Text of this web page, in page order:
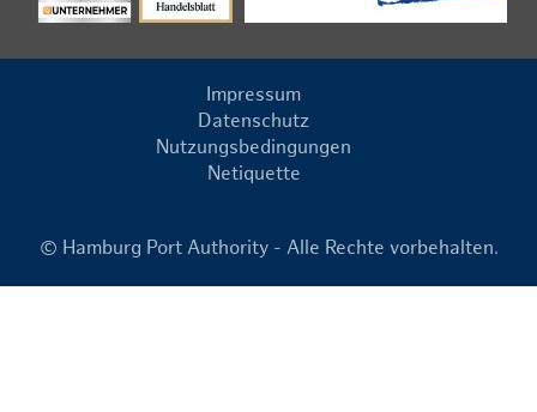
Impressum
Datenschutz
Nutzungsbedingungen
Netiquette
© Hamburg Port Authority - Alle Rechte vorbehalten.